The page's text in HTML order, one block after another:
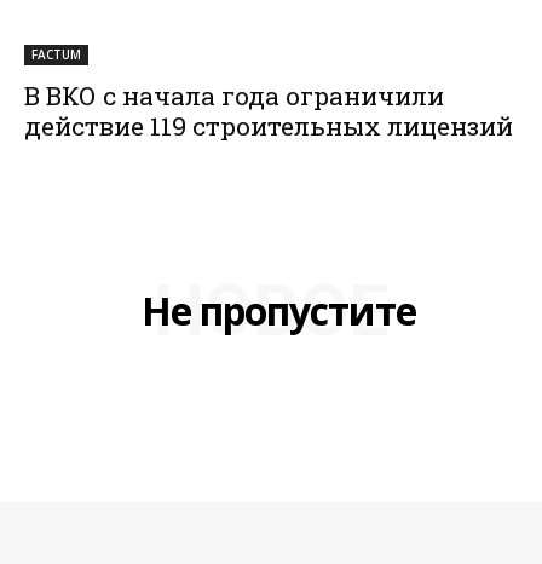
FACTUM
В ВКО с начала года ограничили
действие 119 строительных лицензий
Не пропустите
НОВОЕ